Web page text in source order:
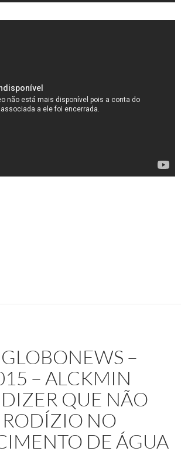
–
– ALCKMIN
QUE NÃO
RODÍZIO NO
DE ÁGUA